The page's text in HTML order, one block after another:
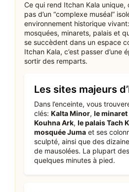
Ce qui rend Itchan Kala unique,
pas d’un “complexe muséal”
environnement historique
mosquées, minarets, palais et
se succèdent dans un espace
Itchan Kala, c’est passer d’une
sortir des remparts.
Les sites majeurs
Dans l’enceinte, vous
clés: Kalta Minor, le
Kouhna Ark, le palais Tach
mosquée Juma et ses
sculpté, ainsi que des
de mausolées. La plupart
quelques minutes à pied.